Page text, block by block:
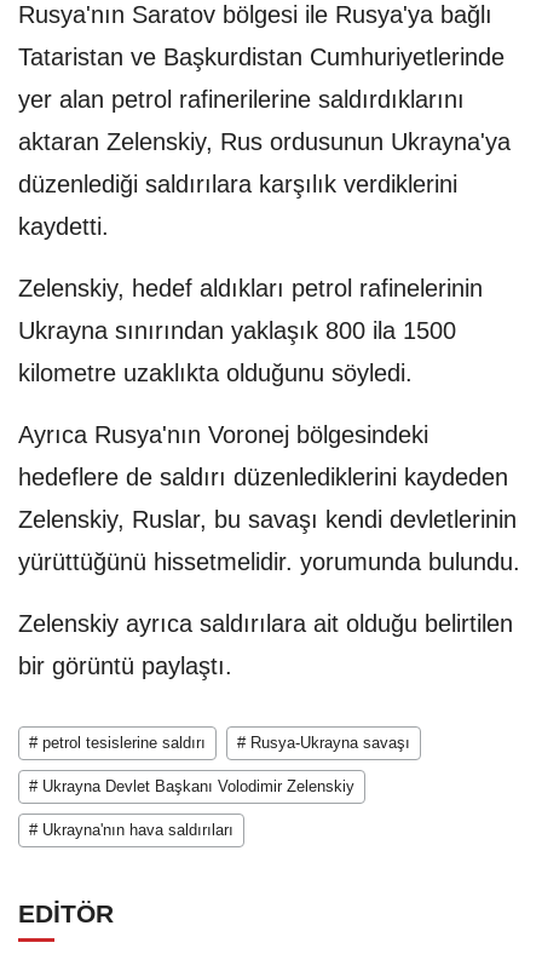
Rusya'nın Saratov bölgesi ile Rusya'ya bağlı
Tataristan ve Başkurdistan Cumhuriyetlerinde
yer alan petrol rafinerilerine saldırdıklarını
aktaran Zelenskiy, Rus ordusunun Ukrayna'ya
düzenlediği saldırılara karşılık verdiklerini
kaydetti.
Zelenskiy, hedef aldıkları petrol rafinelerinin
Ukrayna sınırından yaklaşık 800 ila 1500
kilometre uzaklıkta olduğunu söyledi.
Ayrıca Rusya'nın Voronej bölgesindeki
hedeflere de saldırı düzenlediklerini kaydeden
Zelenskiy, Ruslar, bu savaşı kendi devletlerinin
yürüttüğünü hissetmelidir. yorumunda bulundu.
Zelenskiy ayrıca saldırılara ait olduğu belirtilen
bir görüntü paylaştı.
# petrol tesislerine saldırı # Rusya-Ukrayna savaşı
# Ukrayna Devlet Başkanı Volodimir Zelenskiy
# Ukrayna'nın hava saldırıları
EDİTÖR